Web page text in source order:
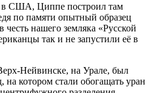
в США, Циппе построил там
по памяти опытный образец
честь нашего земляка «Русской
так и не запустили её в
Нейвинске, на Урале, был
котором стали обогащать уран